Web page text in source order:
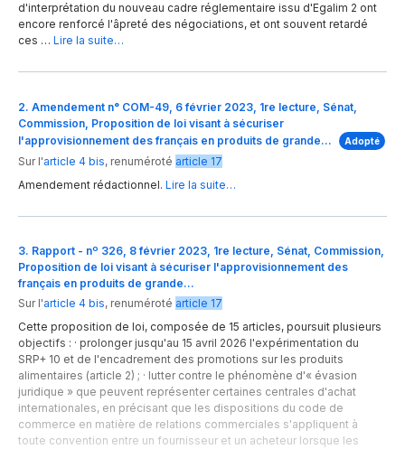
d'interprétation du nouveau cadre réglementaire issu d'Egalim 2 ont
encore renforcé l'âpreté des négociations, et ont souvent retardé
ces … Lire la suite…
2. Amendement n° COM-49, 6 février 2023, 1re lecture, Sénat,
Commission, Proposition de loi visant à sécuriser
l'approvisionnement des français en produits de grande…
Adopté
Sur l'article 4 bis, renuméroté article 17
Amendement rédactionnel. Lire la suite…
3. Rapport - nº 326, 8 février 2023, 1re lecture, Sénat, Commission,
Proposition de loi visant à sécuriser l'approvisionnement des
français en produits de grande…
Sur l'article 4 bis, renuméroté article 17
Cette proposition de loi, composée de 15 articles, poursuit plusieurs
objectifs : · prolonger jusqu'au 15 avril 2026 l'expérimentation du
SRP+ 10 et de l'encadrement des promotions sur les produits
alimentaires (article 2) ; · lutter contre le phénomène d'« évasion
juridique » que peuvent représenter certaines centrales d'achat
internationales, en précisant que les dispositions du code de
commerce en matière de relations commerciales s'appliquent à
toute convention entre un fournisseur et un acheteur lorsque les